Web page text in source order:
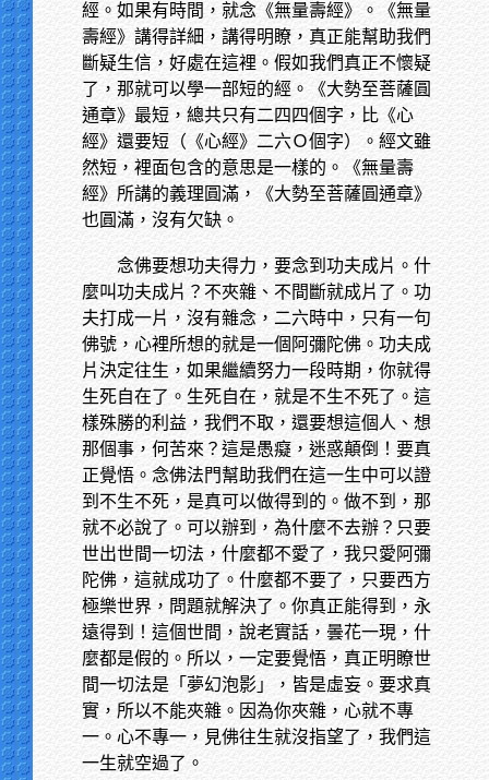
經。如果有時間，就念《無量壽經》。《無量
壽經》講得詳細，講得明瞭，真正能幫助我們
斷疑生信，好處在這裡。假如我們真正不懷疑
了，那就可以學一部短的經。《大勢至菩薩圓
通章》最短，總共只有二四四個字，比《心
經》還要短（《心經》二六Ｏ個字）。經文雖
然短，裡面包含的意思是一樣的。《無量壽
經》所講的義理圓滿，《大勢至菩薩圓通章》
也圓滿，沒有欠缺。
念佛要想功夫得力，要念到功夫成片。什
麼叫功夫成片？不夾雜、不間斷就成片了。功
夫打成一片，沒有雜念，二六時中，只有一句
佛號，心裡所想的就是一個阿彌陀佛。功夫成
片決定往生，如果繼續努力一段時期，你就得
生死自在了。生死自在，就是不生不死了。這
樣殊勝的利益，我們不取，還要想這個人、想
那個事，何苦來？這是愚癡，迷惑顛倒！要真
正覺悟。念佛法門幫助我們在這一生中可以證
到不生不死，是真可以做得到的。做不到，那
就不必說了。可以辦到，為什麼不去辦？只要
世出世間一切法，什麼都不愛了，我只愛阿彌
陀佛，這就成功了。什麼都不要了，只要西方
極樂世界，問題就解決了。你真正能得到，永
遠得到！這個世間，說老實話，曇花一現，什
麼都是假的。所以，一定要覺悟，真正明瞭世
間一切法是「夢幻泡影」，皆是虛妄。要求真
實，所以不能夾雜。因為你夾雜，心就不專
一。心不專一，見佛往生就沒指望了，我們這
一生就空過了。